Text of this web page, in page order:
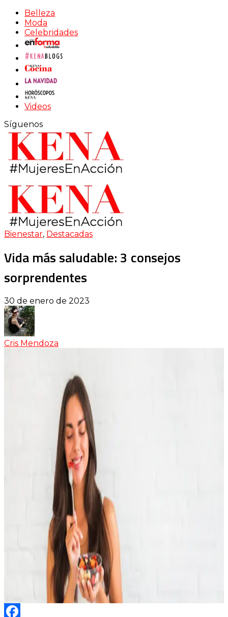
Belleza
Moda
Celebridades
Videos
Síguenos
Bienestar, Destacadas
Vida más saludable: 3 consejos
sorprendentes
30 de enero de 2023
Cris Mendoza